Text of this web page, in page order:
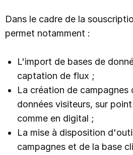
Dans le cadre de la
permet notamment :
L'import de bases de
captation de flux ;
La création de campagnes
données visiteurs, sur
comme en digital ;
La mise à disposition
campagnes et de la base